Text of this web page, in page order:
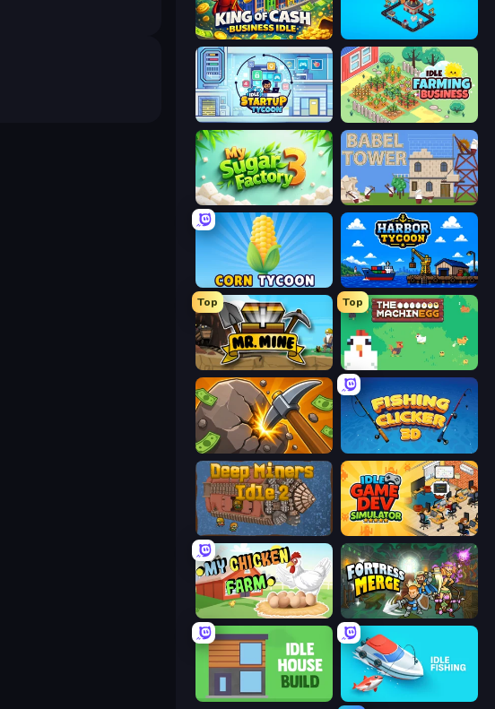
King of Cash Business Idle Factory Industrial
Idle Startup Tycoon Idle Farming Business
My Sugar Factory 3 Babel Tower
Corn Tycoon Harbor Tycoon
Top
Mr. Mine
Top
The MachinEGG
Mine Clicker Fishing Clicker 3D
Deep Miners Idle 2 Idle Game Dev Simulator
My Chicken Farm Fortress Merge
Idle House Build Idle Fishing